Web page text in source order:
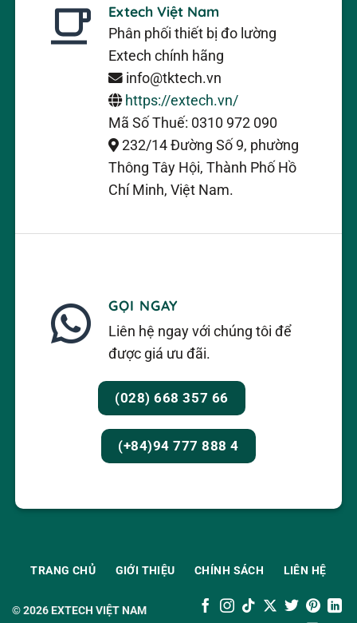
Extech Việt Nam
Phân phối thiết bị đo lường
Extech chính hãng
info@tktech.vn
https://extech.vn/
Mã Số Thuế: 0310 972 090
232/14 Đường Số 9, phường
Thông Tây Hội, Thành Phố Hồ
Chí Minh, Việt Nam.
GỌI NGAY
Liên hệ ngay với chúng tôi để
được giá ưu đãi.
(028) 668 357 66
(+84)94 777 888 4
© 2026EXTECH VIỆT NAM
TRANG CHỦ GIỚI THIỆU CHÍNH SÁCH LIÊN HỆ